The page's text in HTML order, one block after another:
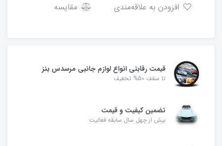
مقایسه
قیمت رقابتی انواع لوازم جانبی مرسدس بنز
تا سقف 50% تخفیف
تضمین کیفیت و قیمت
بیش از چهل سال سابقه فعالیت